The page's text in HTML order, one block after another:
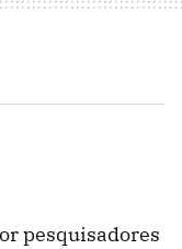
pesquisadores